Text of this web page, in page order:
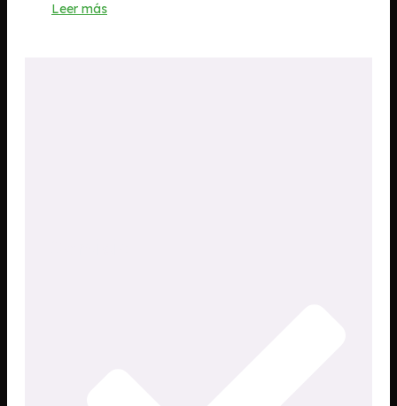
Leer más